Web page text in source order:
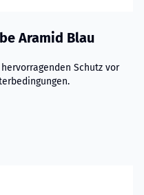
Aramid Blau
Schutz vor